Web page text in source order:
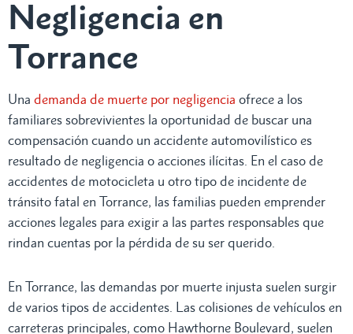
Negligencia en
Torrance
Una demanda de muerte por negligencia ofrece a los
familiares sobrevivientes la oportunidad de buscar una
compensación cuando un accidente automovilístico es
resultado de negligencia o acciones ilícitas. En el caso de
accidentes de motocicleta u otro tipo de incidente de
tránsito fatal en Torrance, las familias pueden emprender
acciones legales para exigir a las partes responsables que
rindan cuentas por la pérdida de su ser querido.
En Torrance, las demandas por muerte injusta suelen surgir
de varios tipos de accidentes. Las colisiones de vehículos en
carreteras principales, como Hawthorne Boulevard, suelen